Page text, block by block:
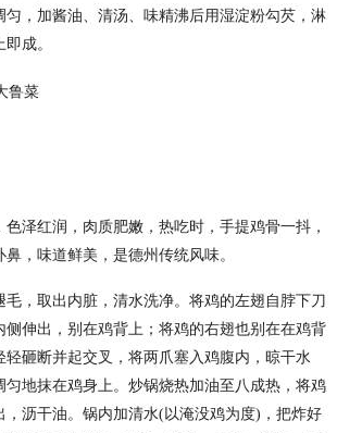
匀，加酱油、清汤、味精沸后用湿淀粉勾芡，淋
成。
泽红润，肉质肥嫩，热吃时，手提鸡骨一抖，
，味道鲜美，是德州传统风味。
毛，取出内脏，清水洗净。将鸡的左翅自脖下刀
侧伸出，别在鸡背上；将鸡的右翅也别在在鸡背
轻砸断并起交叉，将两爪塞入鸡腹内，晾干水
匀地抹在鸡身上。炒锅烧热加油至八成热，将鸡
，沥干油。锅内加清水(以淹没鸡为度)，把炸好